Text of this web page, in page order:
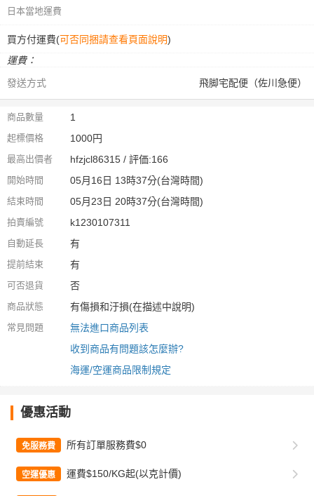
日本當地運費
買方付運費(可否同捆請查看頁面說明)
運費：
發送方式
飛脚宅配便（佐川急便）
商品數量 1
起標價格 1000円
最高出價者 hfzjcl86315 / 評価:166
開始時間 05月16日 13時37分(台灣時間)
結束時間 05月23日 20時37分(台灣時間)
拍賣編號 k1230107311
自動延長 有
提前結束 有
可否退貨 否
商品狀態 有傷損和汙損(在描述中說明)
常見問題
無法進口商品列表
收到商品有問題該怎麼辦?
海運/空運商品限制規定
優惠活動
免服務費 所有訂單服務費$0
空運優惠 運費$150/KG起(以克計價)